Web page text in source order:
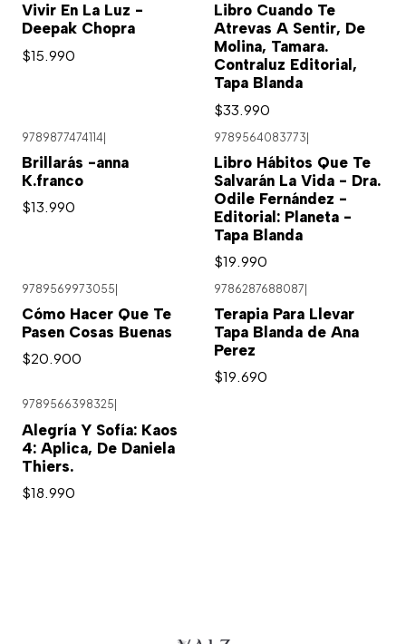
Vivir En La Luz -
Deepak Chopra
$15.990
Libro Cuando Te
Atrevas A Sentir, De
Molina, Tamara.
Contraluz Editorial,
Tapa Blanda
$33.990
9789877474114|
Brillarás -anna
K.franco
$13.990
9789564083773|
Libro Hábitos Que Te
Salvarán La Vida - Dra.
Odile Fernández -
Editorial: Planeta -
Tapa Blanda
$19.990
9789569973055
Cómo Hacer Que Te
Pasen Cosas Buenas
$20.900
9786287688087
Terapia Para Llevar
Tapa Blanda de Ana
Perez
$19.690
9789566398325
Alegría Y Sofía: Kaos
4: Aplica, De Daniela
Thiers.
$18.990